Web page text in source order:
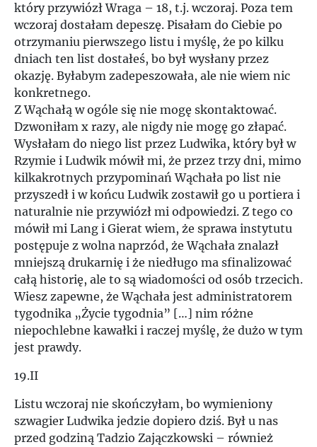
który przywiózł Wraga – 18, t.j. wczoraj. Poza tem
wczoraj dostałam depeszę. Pisałam do Ciebie po
otrzymaniu pierwszego listu i myślę, że po kilku
dniach ten list dostałeś, bo był wysłany przez
okazję. Byłabym zadepeszowała, ale nie wiem nic
konkretnego.
Z Wąchałą w ogóle się nie mogę skontaktować.
Dzwoniłam x razy, ale nigdy nie mogę go złapać.
Wysłałam do niego list przez Ludwika, który był w
Rzymie i Ludwik mówił mi, że przez trzy dni, mimo
kilkakrotnych przypominań Wąchała po list nie
przyszedł i w końcu Ludwik zostawił go u portiera i
naturalnie nie przywiózł mi odpowiedzi. Z tego co
mówił mi Lang i Gierat wiem, że sprawa instytutu
postępuje z wolna naprzód, że Wąchała znalazł
mniejszą drukarnię i że niedługo ma sfinalizować
całą historię, ale to są wiadomości od osób trzecich.
Wiesz zapewne, że Wąchała jest administratorem
tygodnika „Życie tygodnia” […] nim różne
niepochlebne kawałki i raczej myślę, że dużo w tym
jest prawdy.
19.II
Listu wczoraj nie skończyłam, bo wymieniony
szwagier Ludwika jedzie dopiero dziś. Był u nas
przed godziną Tadzio Zajączkowski – również